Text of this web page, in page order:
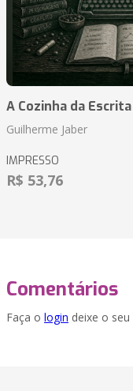
A Cozinha da Escrita
Guilherme Jaber
IMPRESSO
R$ 53,76
Comentários
Faça o login deixe o